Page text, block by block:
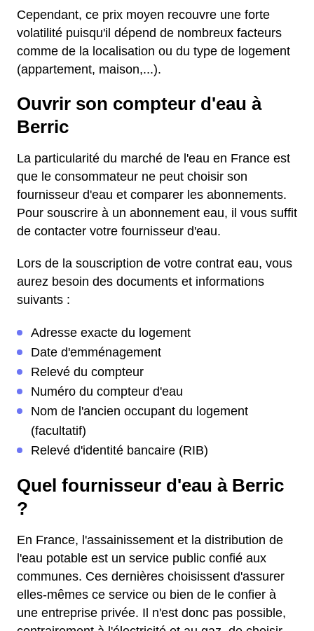
Cependant, ce prix moyen recouvre une forte
volatilité puisqu'il dépend de nombreux facteurs
comme de la localisation ou du type de logement
(appartement, maison,...).
Ouvrir son compteur d'eau à
Berric
La particularité du marché de l'eau en France est
que le consommateur ne peut choisir son
fournisseur d'eau et comparer les abonnements.
Pour souscrire à un abonnement eau, il vous suffit
de contacter votre fournisseur d'eau.
Lors de la souscription de votre contrat eau, vous
aurez besoin des documents et informations
suivants :
Adresse exacte du logement
Date d'emménagement
Relevé du compteur
Numéro du compteur d'eau
Nom de l'ancien occupant du logement
(facultatif)
Relevé d'identité bancaire (RIB)
Quel fournisseur d'eau à Berric
?
En France, l'assainissement et la distribution de
l'eau potable est un service public confié aux
communes. Ces dernières choisissent d'assurer
elles-mêmes ce service ou bien de le confier à
une entreprise privée. Il n'est donc pas possible,